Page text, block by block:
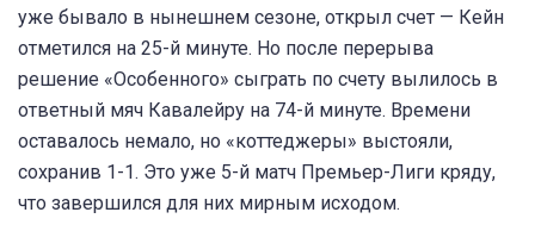
уже бывало в нынешнем сезоне, открыл счет — Кейн
отметился на 25-й минуте. Но после перерыва
решение «Особенного» сыграть по счету вылилось в
ответный мяч Кавалейру на 74-й минуте. Времени
оставалось немало, но «коттеджеры» выстояли,
сохранив 1-1. Это уже 5-й матч Премьер-Лиги кряду,
что завершился для них мирным исходом.